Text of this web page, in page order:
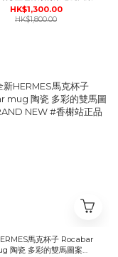
NEW #香榭站正品
HK$1,300.00
HK$1,800.00
馬克杯子 Rocabar
陶瓷 多彩的雙馬圖案